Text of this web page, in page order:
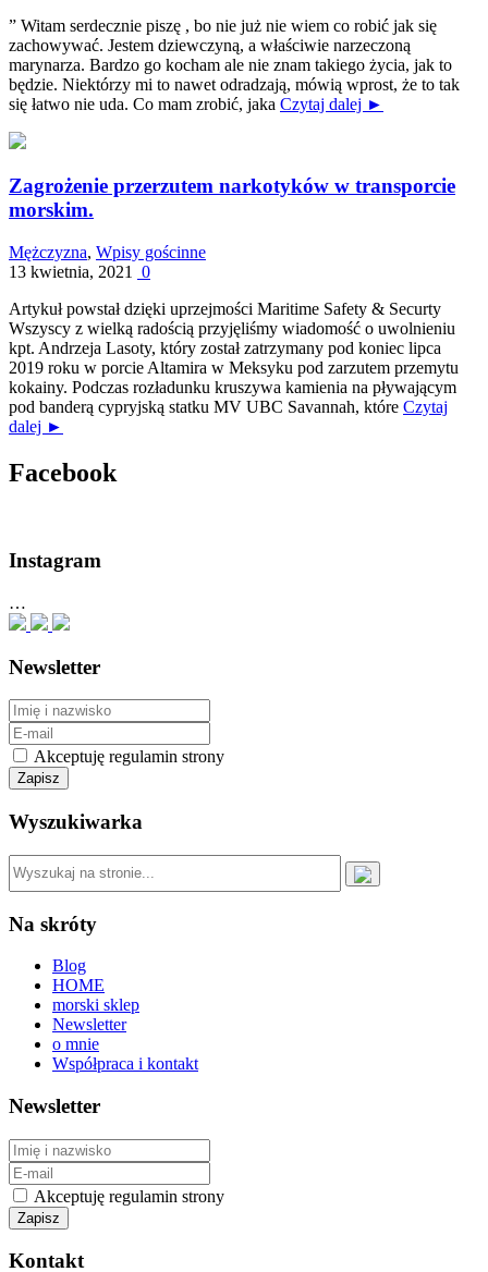
” Witam serdecznie piszę , bo nie już nie wiem co robić jak się
zachowywać. Jestem dziewczyną, a właściwie narzeczoną
marynarza. Bardzo go kocham ale nie znam takiego życia, jak to
będzie. Niektórzy mi to nawet odradzają, mówią wprost, że to tak
się łatwo nie uda. Co mam zrobić, jaka Czytaj dalej ►
Zagrożenie przerzutem narkotyków w transporcie
morskim.
Mężczyzna, Wpisy gościnne
13 kwietnia, 2021
0
Artykuł powstał dzięki uprzejmości Maritime Safety & Securty
Wszyscy z wielką radością przyjęliśmy wiadomość o uwolnieniu
kpt. Andrzeja Lasoty, który został zatrzymany pod koniec lipca
2019 roku w porcie Altamira w Meksyku pod zarzutem przemytu
kokainy. Podczas rozładunku kruszywa kamienia na pływającym
pod banderą cypryjską statku MV UBC Savannah, które Czytaj
dalej ►
Facebook
Instagram
…
Newsletter
Akceptuję regulamin strony
Wyszukiwarka
Na skróty
Blog
HOME
morski sklep
Newsletter
o mnie
Współpraca i kontakt
Newsletter
Akceptuję regulamin strony
Kontakt